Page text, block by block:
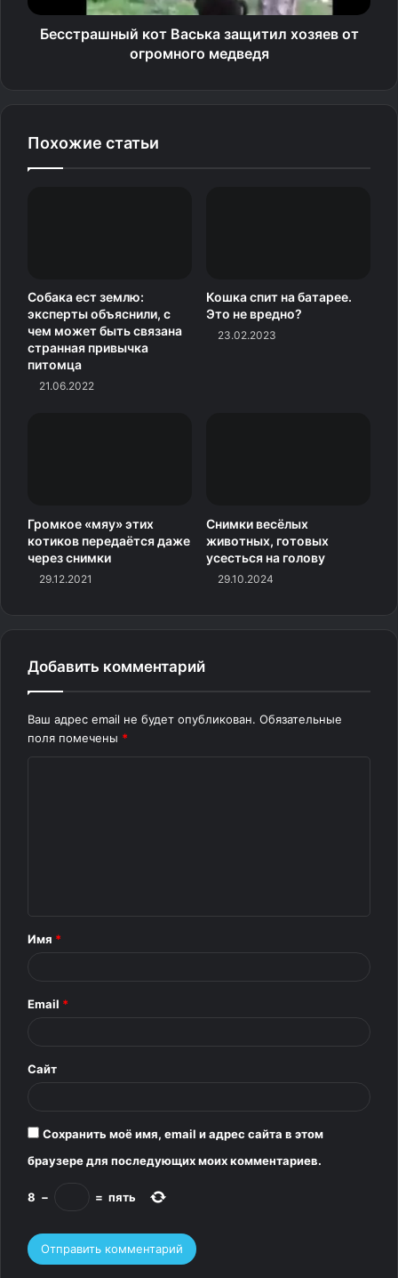
И в голове сразу зазвучало
«Боря, отдай булку!»
Бесстрашный кот Васька защитил хозяев от
огромного медведя
Похожие статьи
Собака ест землю:
эксперты объяснили, с
чем может быть связана
странная привычка
питомца
21.06.2022
Кошка спит на батарее.
Это не вредно?
23.02.2023
Громкое «мяу» этих
котиков передаётся даже
через снимки
29.12.2021
Снимки весёлых
животных, готовых
усесться на голову
29.10.2024
Добавить комментарий
Ваш адрес email не будет опубликован. Обязательные
поля помечены *
и
*
Имя *
Email *
Сайт
Сохранить моё имя, email и адрес сайта в этом
браузере для последующих моих комментариев.
8 − = пять